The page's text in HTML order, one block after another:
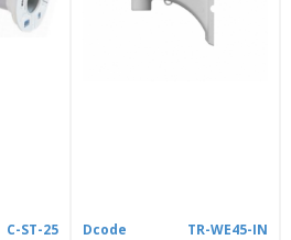
C-ST-25 TR-WE45-IN
Dcode